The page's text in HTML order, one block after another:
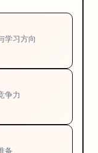
学习方向
争力
备